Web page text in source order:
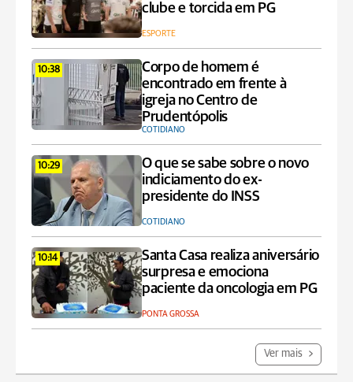
clube e torcida em PG
ESPORTE
10:38
Corpo de homem é
encontrado em frente à
igreja no Centro de
Prudentópolis
COTIDIANO
10:29
O que se sabe sobre o novo
indiciamento do ex-
presidente do INSS
COTIDIANO
10:14
Santa Casa realiza aniversário
surpresa e emociona
paciente da oncologia em PG
PONTA GROSSA
Ver mais